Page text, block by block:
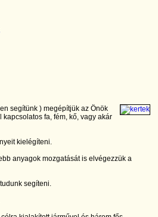
segítünk ) megépítjük az Önök
fa, fém, kő, vagy akár
kielégíteni.
anyagok mozgatását is elvégezzük a
segíteni.